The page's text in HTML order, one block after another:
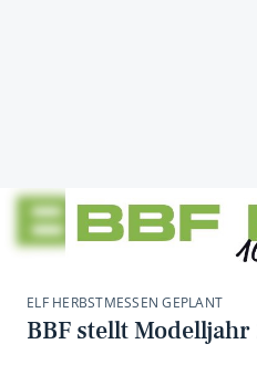
ELF HERBSTMESSEN GEPLANT
BBF stellt